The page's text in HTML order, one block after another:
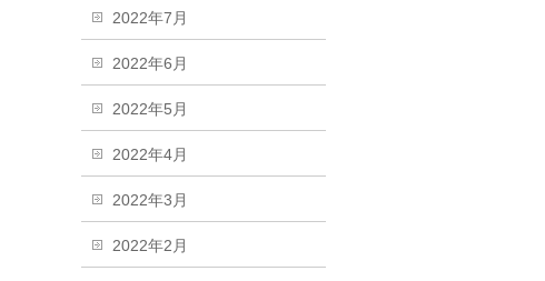
2022年7月
2022年6月
2022年5月
2022年4月
2022年3月
2022年2月